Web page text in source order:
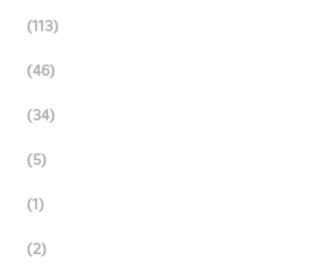
(113)
(46)
(34)
(5)
(1)
(2)